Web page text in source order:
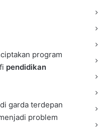
program
pendidikan
garda terdepan
problem